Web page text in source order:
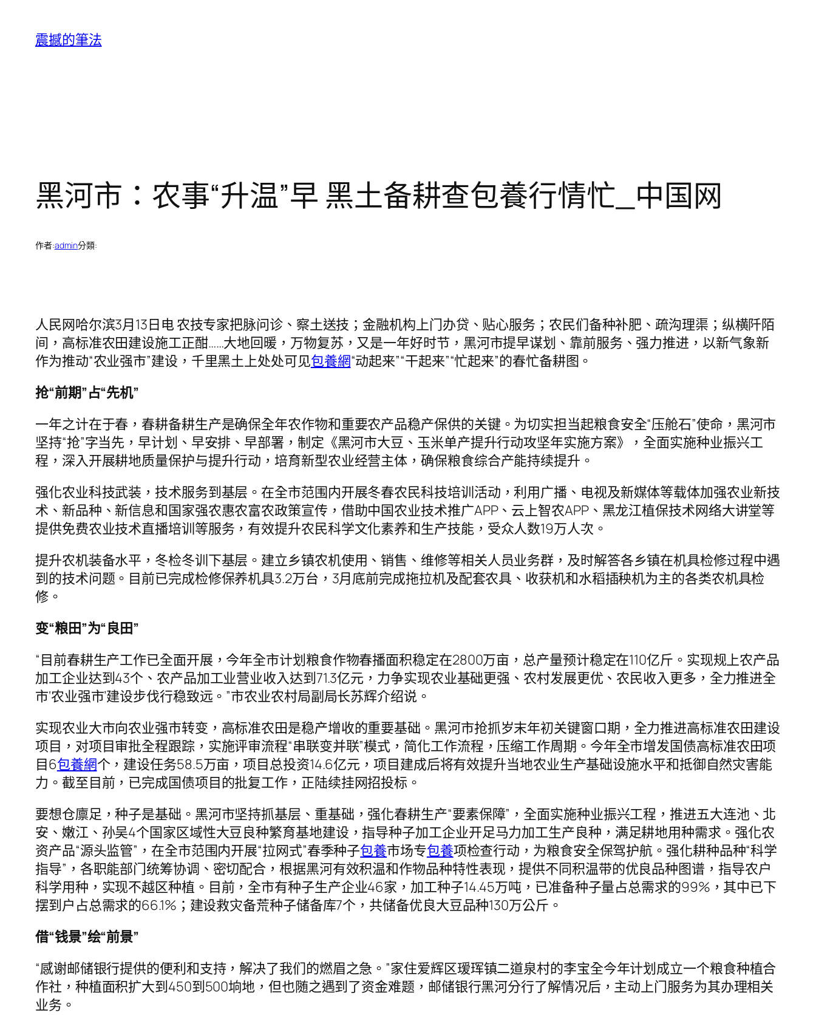
震撼的筆法
黑河市：农事“升温”早 黑土备耕查包養行情忙_中国网
作者:admin分類:
人民网哈尔滨3月13日电 农技专家把脉问诊、察土送技；金融机构上门办贷、贴心服务；农民们备种补肥、疏沟理渠；纵横阡陌
间，高标准农田建设施工正酣……大地回暖，万物复苏，又是一年好时节，黑河市提早谋划、靠前服务、强力推进，以新气象新
作为推动“农业强市”建设，千里黑土上处处可见包養網“动起来”“干起来”“忙起来”的春忙备耕图。
抢“前期”占“先机”
一年之计在于春，春耕备耕生产是确保全年农作物和重要农产品稳产保供的关键。为切实担当起粮食安全“压舱石”使命，黑河市
坚持“抢”字当先，早计划、早安排、早部署，制定《黑河市大豆、玉米单产提升行动攻坚年实施方案》，全面实施种业振兴工
程，深入开展耕地质量保护与提升行动，培育新型农业经营主体，确保粮食综合产能持续提升。
强化农业科技武装，技术服务到基层。在全市范围内开展冬春农民科技培训活动，利用广播、电视及新媒体等载体加强农业新技
术、新品种、新信息和国家强农惠农富农政策宣传，借助中国农业技术推广APP、云上智农APP、黑龙江植保技术网络大讲堂等
提供免费农业技术直播培训等服务，有效提升农民科学文化素养和生产技能，受众人数19万人次。
提升农机装备水平，冬检冬训下基层。建立乡镇农机使用、销售、维修等相关人员业务群，及时解答各乡镇在机具检修过程中遇
到的技术问题。目前已完成检修保养机具3.2万台，3月底前完成拖拉机及配套农具、收获机和水稻插秧机为主的各类农机具检
修。
变“粮田”为“良田”
“目前春耕生产工作已全面开展，今年全市计划粮食作物春播面积稳定在2800万亩，总产量预计稳定在110亿斤。实现规上农产品
加工企业达到43个、农产品加工业营业收入达到71.3亿元，力争实现农业基础更强、农村发展更优、农民收入更多，全力推进全
市‘农业强市’建设步伐行稳致远。”市农业农村局副局长苏辉介绍说。
实现农业大市向农业强市转变，高标准农田是稳产增收的重要基础。黑河市抢抓岁末年初关键窗口期，全力推进高标准农田建设
项目，对项目审批全程跟踪，实施评审流程“串联变并联”模式，简化工作流程，压缩工作周期。今年全市增发国债高标准农田项
目6包養網个，建设任务58.5万亩，项目总投资14.6亿元，项目建成后将有效提升当地农业生产基础设施水平和抵御自然灾害能
力。截至目前，已完成国债项目的批复工作，正陆续挂网招投标。
要想仓廪足，种子是基础。黑河市坚持抓基层、重基础，强化春耕生产“要素保障”，全面实施种业振兴工程，推进五大连池、北
安、嫩江、孙吴4个国家区域性大豆良种繁育基地建设，指导种子加工企业开足马力加工生产良种，满足耕地用种需求。强化农
资产品“源头监管”，在全市范围内开展“拉网式”春季种子包養市场专包養项检查行动，为粮食安全保驾护航。强化耕种品种“科学
指导”，各职能部门统筹协调、密切配合，根据黑河有效积温和作物品种特性表现，提供不同积温带的优良品种图谱，指导农户
科学用种，实现不越区种植。目前，全市有种子生产企业46家，加工种子14.45万吨，已准备种子量占总需求的99%，其中已下
摆到户占总需求的66.1%；建设救灾备荒种子储备库7个，共储备优良大豆品种130万公斤。
借“钱景”绘“前景”
“感谢邮储银行提供的便利和支持，解决了我们的燃眉之急。”家住爱辉区瑷珲镇二道泉村的李宝全今年计划成立一个粮食种植合
作社，种植面积扩大到450到500垧地，但也随之遇到了资金难题，邮储银行黑河分行了解情况后，主动上门服务为其办理相关
业务。